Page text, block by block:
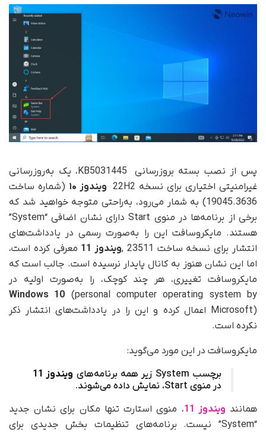
پس از نصب بسته بروزرسانی KB5031445، یک به‌روزرسانی
غیرامنیتی اختیاری برای نسخه 22H2
ویندوز ۱۰
(شماره ساخت
19045.3636) به شمار می‌رود، به‌راحتی متوجه خواهید شد که
برخی از برنامه‌ها در منوی Start دارای نشان اضافی “System”
هستند. مایکروسافت این را به‌صورت رسمی در یادداشت‌های
انتشار برای نسخه ساخت 23511 ,
ویندوز 11
معرفی کرده است،
اما این نشان هنوز به کانال پایدار نرسیده است. جالب است که
مایکروسافت تغییری، هر چند کوچک، را به‌صورت اولیه در
Windows 10 (personal computer operating system by
Microsoft) اعمال کرده و این را در یادداشت‌های انتشار ذکر
نکرده است.
مایکروسافت در این مورد می‌گوید:
برچسب System زیر همه برنامه‌های
ویندوز 11
در منوی Start، نمایش داده می‌شوند.
همانند ویندوز 11
، منوی استارت تنها مکان برای نشان جدید
“System” نیست. برنامه‌های تنظیمات بخش جدیدی برای